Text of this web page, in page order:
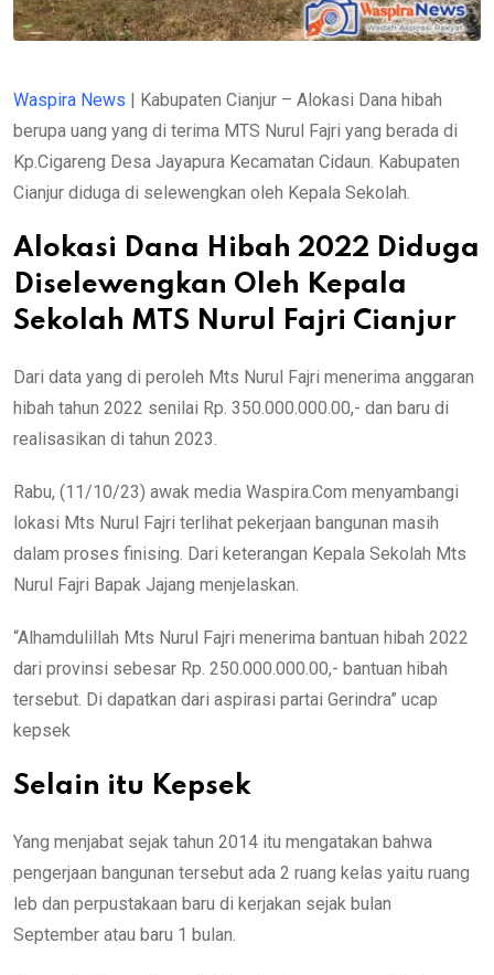
Waspira News | Kabupaten Cianjur – Alokasi Dana hibah
berupa uang yang di terima MTS Nurul Fajri yang berada di
Kp.Cigareng Desa Jayapura Kecamatan Cidaun. Kabupaten
Cianjur diduga di selewengkan oleh Kepala Sekolah.
Alokasi Dana Hibah 2022 Diduga
Diselewengkan Oleh Kepala
Sekolah MTS Nurul Fajri Cianjur
Dari data yang di peroleh Mts Nurul Fajri menerima anggaran
hibah tahun 2022 senilai Rp. 350.000.000.00,- dan baru di
realisasikan di tahun 2023.
Rabu, (11/10/23) awak media Waspira.Com menyambangi
lokasi Mts Nurul Fajri terlihat pekerjaan bangunan masih
dalam proses finising. Dari keterangan Kepala Sekolah Mts
Nurul Fajri Bapak Jajang menjelaskan.
“Alhamdulillah Mts Nurul Fajri menerima bantuan hibah 2022
dari provinsi sebesar Rp. 250.000.000.00,- bantuan hibah
tersebut. Di dapatkan dari aspirasi partai Gerindra” ucap
kepsek
Selain itu Kepsek
Yang menjabat sejak tahun 2014 itu mengatakan bahwa
pengerjaan bangunan tersebut ada 2 ruang kelas yaitu ruang
leb dan perpustakaan baru di kerjakan sejak bulan
September atau baru 1 bulan.